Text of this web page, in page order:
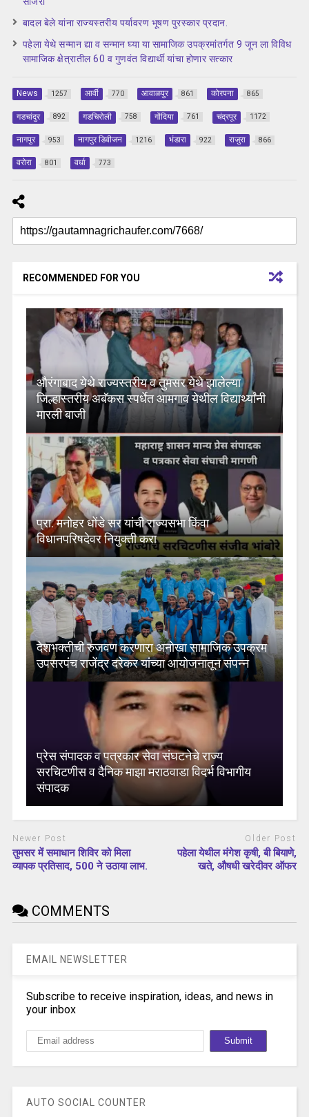
बादल बेले यांना राज्यस्तरीय पर्यावरण भूषण पुरस्कार प्रदान.
पहेला येथे सन्मान द्या व सन्मान घ्या या सामाजिक उपक्रमांतर्गत 9 जून ला विविध
सामाजिक क्षेत्रातील 60 व गुणवंत विद्यार्थी यांचा होणार सत्कार
News 1257 आर्वी 770 आवाळपुर 861 कोरपना 865
गडचांदुर 892 गडचिरोली 758 गोंदिया 761 चंद्रपूर 1172
नागपुर 953 नागपुर डिवीजन 1216 भंडारा 922 राजुरा 866
वरोरा 801 वर्धा 773
RECOMMENDED FOR YOU
औरंगाबाद येथे राज्यस्तरीय व तुमसर येथे झालेल्या
जिल्हास्तरीय अबॅकस स्पर्धेत आमगाव येथील विद्यार्थ्यांनी
मारली बाजी
प्रा. मनोहर धोंडे सर यांची राज्यसभा किंवा
विधानपरिषदेवर नियुक्ती करा
देशभक्तीची रुजवण करणारा अनोखा सामाजिक उपक्रम
उपसरपंच राजेंद्र दरेकर यांच्या आयोजनातून संपन्न
प्रेस संपादक व पत्रकार सेवा संघटनेचे राज्य
सरचिटणीस व दैनिक माझा मराठवाडा विदर्भ विभागीय
संपादक
Newer Post
तुमसर में समाधान शिविर को मिला
व्यापक प्रतिसाद, 500 ने उठाया लाभ.
Older Post
पहेला येथील मंगेश कृषी, बी बियाणे,
खते, औषधी खरेदीवर ऑफर
COMMENTS
EMAIL NEWSLETTER
Subscribe to receive inspiration, ideas, and news in
your inbox
AUTO SOCIAL COUNTER